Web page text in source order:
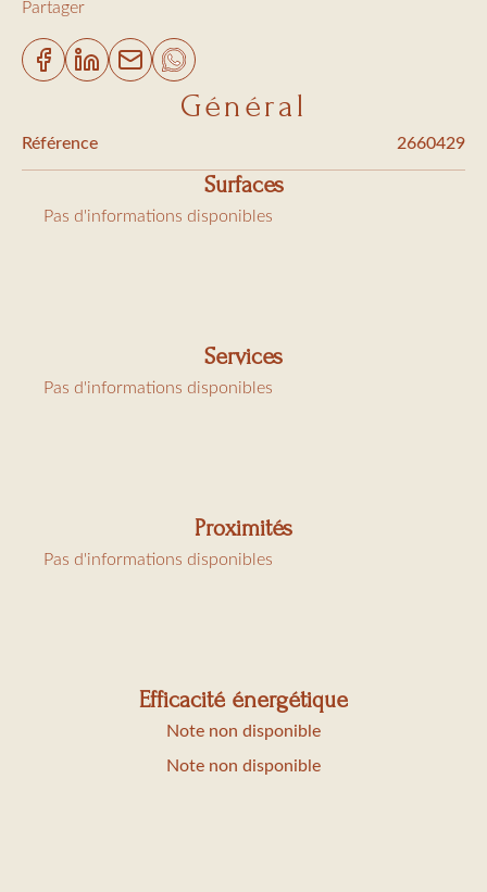
1 salle de bain
1 salle de douche
Salon/salle à manger
Cuisine équipée ( lave linge et lave vaisselle)
2 terrasses, 1 garage
Partager
Général
Référence 2660429
Surfaces
Pas d'informations disponibles
Services
Pas d'informations disponibles
Proximités
Pas d'informations disponibles
Efficacité énergétique
Note non disponible
Note non disponible